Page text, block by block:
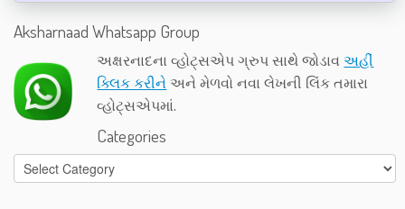
Aksharnaad Whatsapp Group
અક્ષરનાદના વ્હોટ્સએપ ગ્રુપ સાથે જોડાવઅહીં
ક્લિક કરીને અને મેળવો નવા લેખની લિંક તમારા
વ્હોટ્સએપમાં.
Categories
Categories